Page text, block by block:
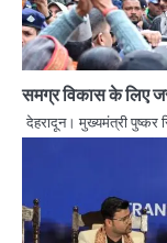
समग्र विकास के लिए
देहरादून। मुख्यमंत्री पुष्कर